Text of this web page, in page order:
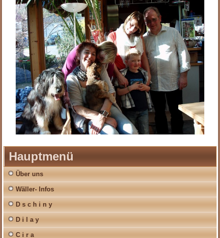
Hauptmenü
Über uns
Wäller- Infos
D s c h i n y
D i l a y
C i r a